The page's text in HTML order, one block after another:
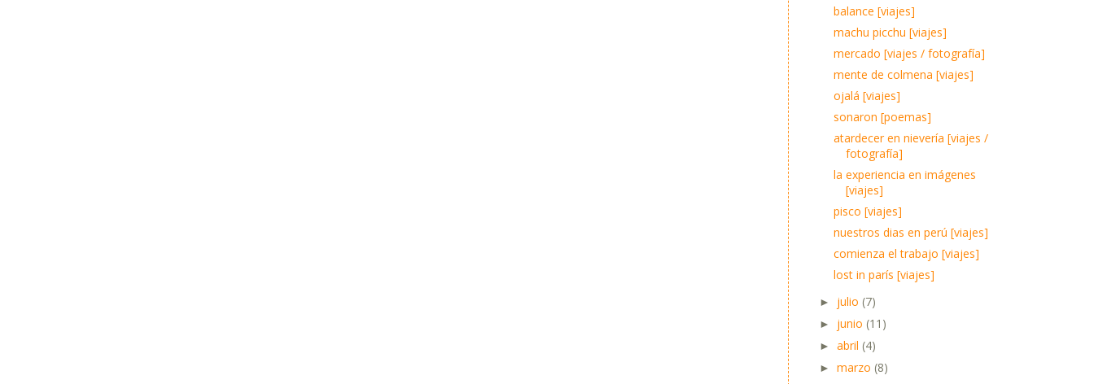
balance [viajes]
machu picchu [viajes]
mercado [viajes / fotografía]
mente de colmena [viajes]
ojalá [viajes]
sonaron [poemas]
atardecer en nievería [viajes /
fotografía]
la experiencia en imágenes
[viajes]
pisco [viajes]
nuestros dias en perú [viajes]
comienza el trabajo [viajes]
lost in parís [viajes]
► julio (7)
► junio (11)
► abril (4)
► marzo (8)